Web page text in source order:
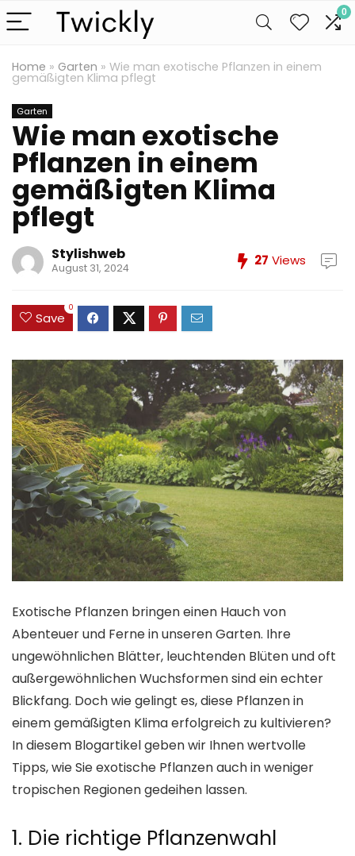
0
Home » Garten » Wie man exotische Pflanzen in einem
gemäßigten Klima pflegt
Garten
Wie man exotische
Pflanzen in einem
gemäßigten Klima
pflegt
Stylishweb
August 31, 2024 27 Views
Save
0
Exotische Pflanzen bringen einen Hauch von
Abenteuer und Ferne in unseren Garten. Ihre
ungewöhnlichen Blätter, leuchtenden Blüten und oft
außergewöhnlichen Wuchsformen sind ein echter
Blickfang. Doch wie gelingt es, diese Pflanzen in
einem gemäßigten Klima erfolgreich zu kultivieren?
In diesem Blogartikel geben wir Ihnen wertvolle
Tipps, wie Sie exotische Pflanzen auch in weniger
tropischen Regionen gedeihen lassen.
1. Die richtige Pflanzenwahl